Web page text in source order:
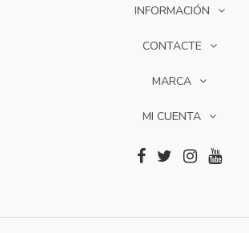
INFORMACIÓN
CONTACTE
MARCA
MI CUENTA